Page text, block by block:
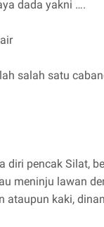
dada yakni ….
salah satu
diri pencak Silat,
meninju lawan
ataupun kaki,